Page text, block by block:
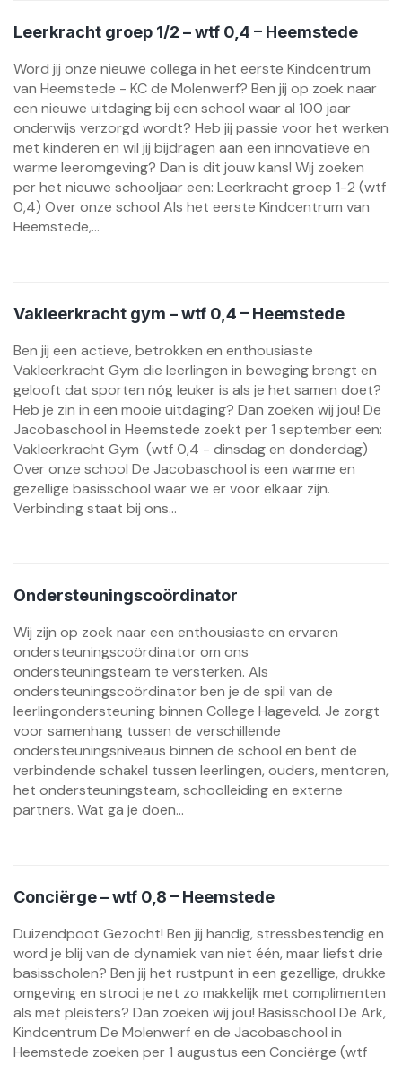
Leerkracht groep 1/2 – wtf 0,4 – Heemstede
Word jij onze nieuwe collega in het eerste Kindcentrum
van Heemstede - KC de Molenwerf? Ben jij op zoek naar
een nieuwe uitdaging bij een school waar al 100 jaar
onderwijs verzorgd wordt? Heb jij passie voor het werken
met kinderen en wil jij bijdragen aan een innovatieve en
warme leeromgeving? Dan is dit jouw kans! Wij zoeken
per het nieuwe schooljaar een: Leerkracht groep 1-2 (wtf
0,4) Over onze school Als het eerste Kindcentrum van
Heemstede,...
Vakleerkracht gym – wtf 0,4 – Heemstede
Ben jij een actieve, betrokken en enthousiaste
Vakleerkracht Gym die leerlingen in beweging brengt en
gelooft dat sporten nóg leuker is als je het samen doet?
Heb je zin in een mooie uitdaging? Dan zoeken wij jou! De
Jacobaschool in Heemstede zoekt per 1 september een:
Vakleerkracht Gym (wtf 0,4 - dinsdag en donderdag)
Over onze school De Jacobaschool is een warme en
gezellige basisschool waar we er voor elkaar zijn.
Verbinding staat bij ons...
Ondersteuningscoördinator
Wij zijn op zoek naar een enthousiaste en ervaren
ondersteuningscoördinator om ons
ondersteuningsteam te versterken. Als
ondersteuningscoördinator ben je de spil van de
leerlingondersteuning binnen College Hageveld. Je zorgt
voor samenhang tussen de verschillende
ondersteuningsniveaus binnen de school en bent de
verbindende schakel tussen leerlingen, ouders, mentoren,
het ondersteuningsteam, schoolleiding en externe
partners. Wat ga je doen...
Conciërge – wtf 0,8 – Heemstede
Duizendpoot Gezocht! Ben jij handig, stressbestendig en
word je blij van de dynamiek van niet één, maar liefst drie
basisscholen? Ben jij het rustpunt in een gezellige, drukke
omgeving en strooi je net zo makkelijk met complimenten
als met pleisters? Dan zoeken wij jou! Basisschool De Ark,
Kindcentrum De Molenwerf en de Jacobaschool in
Heemstede zoeken per 1 augustus een Conciërge (wtf